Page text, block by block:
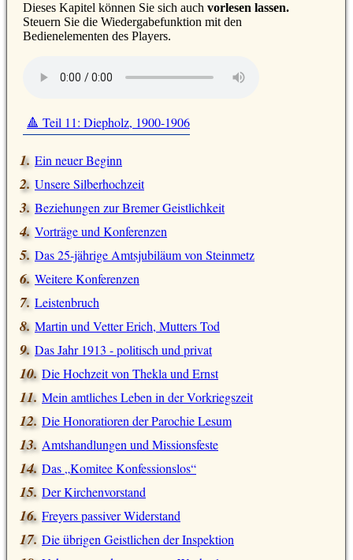
Dieses Kapitel können Sie sich auch vorlesen lassen.
Steuern Sie die Wiedergabefunktion mit den
Bedienelementen des Players.
🔺 Teil 11: Diepholz, 1900-1906
Ein neuer Beginn
Unsere Silberhochzeit
Beziehungen zur Bremer Geistlichkeit
Vorträge und Konferenzen
Das 25-jährige Amtsjubiläum von Steinmetz
Weitere Konferenzen
Leistenbruch
Martin und Vetter Erich, Mutters Tod
Das Jahr 1913 - politisch und privat
Die Hochzeit von Thekla und Ernst
Mein amtliches Leben in der Vorkriegszeit
Die Honoratioren der Parochie Lesum
Amtshandlungen und Missionsfeste
Das Komitee Konfessionslos
Der Kirchenvorstand
Freyers passiver Widerstand
Die übrigen Geistlichen der Inspektion